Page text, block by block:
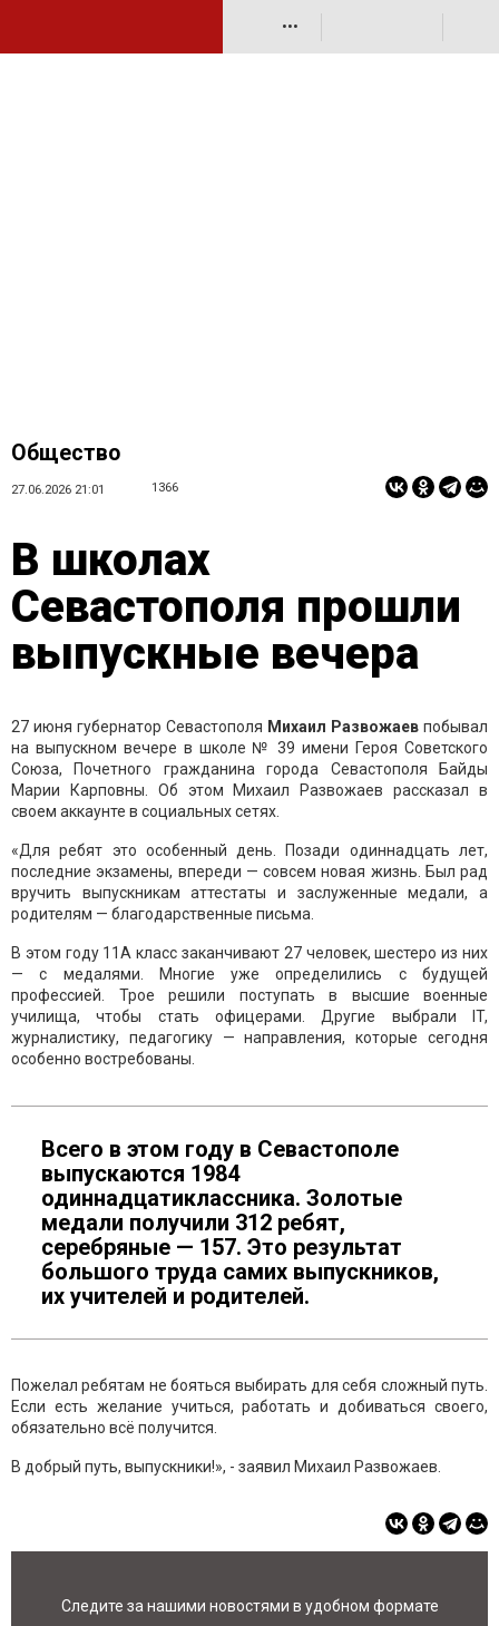
•••
Общество
27.06.2026 21:01 1366
В школах
Севастополя прошли
выпускные вечера
27 июня губернатор Севастополя Михаил Развожаев побывал
на выпускном вечере в школе № 39 имени Героя Советского
Союза, Почетного гражданина города Севастополя Байды
Марии Карповны. Об этом Михаил Развожаев рассказал в
своем аккаунте в социальных сетях.
«Для ребят это особенный день. Позади одиннадцать лет,
последние экзамены, впереди — совсем новая жизнь. Был рад
вручить выпускникам аттестаты и заслуженные медали, а
родителям — благодарственные письма.
В этом году 11А класс заканчивают 27 человек, шестеро из них
— с медалями. Многие уже определились с будущей
профессией. Трое решили поступать в высшие военные
училища, чтобы стать офицерами. Другие выбрали IT,
журналистику, педагогику — направления, которые сегодня
особенно востребованы.
Всего в этом году в Севастополе
выпускаются 1984
одиннадцатиклассника. Золотые
медали получили 312 ребят,
серебряные — 157. Это результат
большого труда самих выпускников,
их учителей и родителей.
Пожелал ребятам не бояться выбирать для себя сложный путь.
Если есть желание учиться, работать и добиваться своего,
обязательно всё получится.
В добрый путь, выпускники!», - заявил Михаил Развожаев.
Следите за нашими новостями в удобном формате